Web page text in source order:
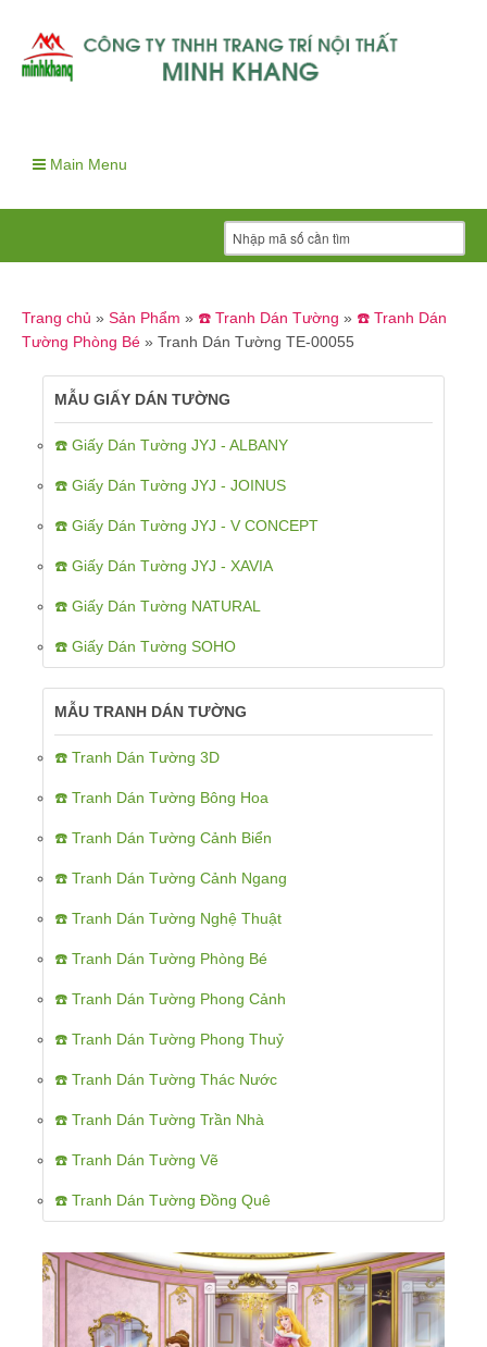
Main Menu
Trang chủ » Sản Phẩm » ☎️ Tranh Dán Tường » ☎️ Tranh Dán
Tường Phòng Bé » Tranh Dán Tường TE-00055
MẪU GIẤY DÁN TƯỜNG
☎️ Giấy Dán Tường JYJ - ALBANY
☎️ Giấy Dán Tường JYJ - JOINUS
☎️ Giấy Dán Tường JYJ - V CONCEPT
☎️ Giấy Dán Tường JYJ - XAVIA
☎️ Giấy Dán Tường NATURAL
☎️ Giấy Dán Tường SOHO
MẪU TRANH DÁN TƯỜNG
☎️ Tranh Dán Tường 3D
☎️ Tranh Dán Tường Bông Hoa
☎️ Tranh Dán Tường Cảnh Biển
☎️ Tranh Dán Tường Cảnh Ngang
☎️ Tranh Dán Tường Nghệ Thuật
☎️ Tranh Dán Tường Phòng Bé
☎️ Tranh Dán Tường Phong Cảnh
☎️ Tranh Dán Tường Phong Thuỷ
☎️ Tranh Dán Tường Thác Nước
☎️ Tranh Dán Tường Trần Nhà
☎️ Tranh Dán Tường Vẽ
☎️ Tranh Dán Tường Đồng Quê